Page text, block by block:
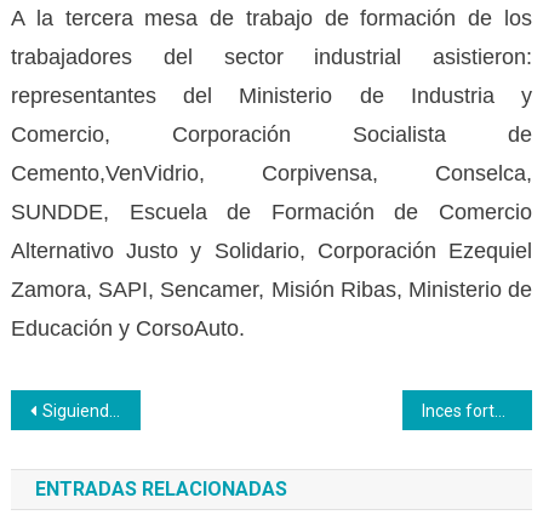
A la tercera mesa de trabajo de formación de los
trabajadores del sector industrial asistieron:
representantes del Ministerio de Industria y
Comercio, Corporación Socialista de
Cemento,VenVidrio, Corpivensa, Conselca,
SUNDDE, Escuela de Formación de Comercio
Alternativo Justo y Solidario, Corporación Ezequiel
Zamora, SAPI, Sencamer, Misión Ribas, Ministerio de
Educación y CorsoAuto.
Navegación
de
entradas
Siguiendo con la conmemoración del Día Internacional de la Mujer el Inces preparó la actividad Todos y Todas en Movimiento Inces fortalece la producción textil en la comuna Antonio José de Sucre con entrega de 96 certificados
ENTRADAS RELACIONADAS